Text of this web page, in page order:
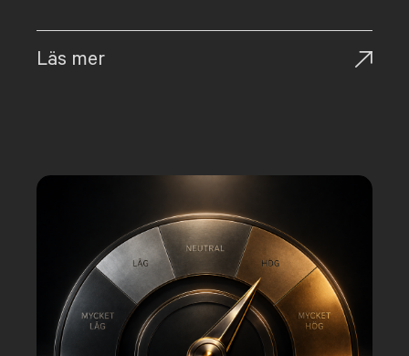
Läs mer